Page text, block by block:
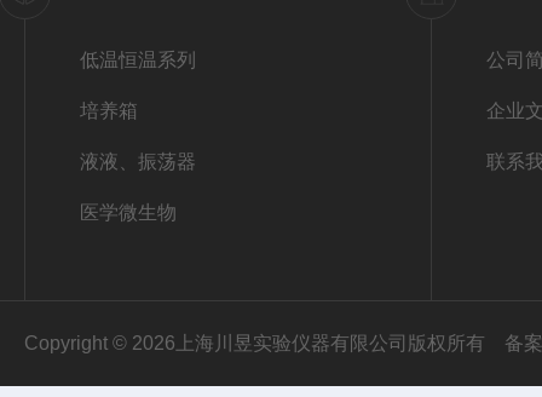
低温恒温系列
培养箱
液液、振荡器
医学微生物
公司
企业
联系
Copyright © 2026上海川昱实验仪器有限公司版权所有 备